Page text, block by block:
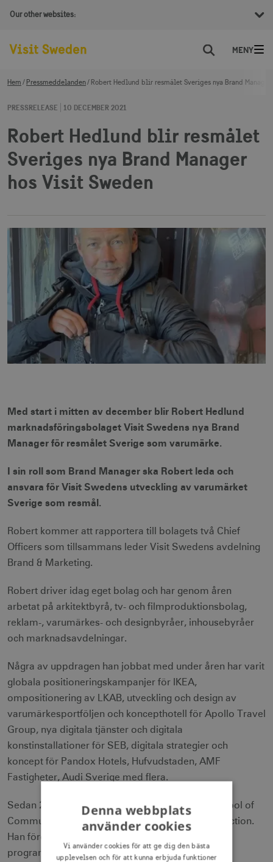
Our other websites:
Sök
Hem Pressmeddelanden Robert Hedlund blir resmålet Sveriges nya Brand Manager
PRESSRELEASE 10 DECEMBER 2021
Robert Hedlund blir resmålet
Sveriges nya Brand Manager
hos Visit Sweden
Med start i mitten av december blir Robert Hedlund
marknadsföringsbolaget Visit Swedens nya Brand
Manager för resmålet Sverige som varumärke.
I sin roll som Brand Manager ska Robert leda och
ansvara för Visit Swedens utveckling av varumärket
Sverige som resmål.
Robert kommer att rapportera till bolagets två Chief
Officers som tillsammans leder Visit Swedens avdelning
Brand & Marketing.
Robert driver idag eget bolag och har genom åren
arbetat på arkitektbyrå, tv- och filmproduktionsbolag,
reklam-, varumärkes- och designbyråer, inhousebyråer
och marknadsavdelningar.
Några av uppdragen han jobbat med under åren har varit
globala positioneringskampanjer för IKEA,
ompositionering av LKAB, utveckling och design av
varumärkesportföljen och koncepthotell för Apollo Travel
Group, nya digitala tjänster och digitala
konstinstallationer för SEB, digitala strategier och
koncept för Pandox Hotels, Hufvudstaden, AMF
Fastigheter, Audi Sverige med flera.
Sedan 2005 föreläser Robert även på Berghs School of
Communication och ansvarar för kursen i Art Direction.
Han föreläser också på Mgruppen Executive MBA
program.
Denna webbplats
använder cookies
Vi använder cookies för att ge dig den bästa
upplevelsen och för att kunna erbjuda funktioner